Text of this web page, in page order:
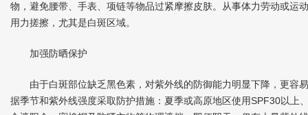
物，避免腰带、手表、项链等物品过紧摩擦皮肤。从事体力劳动或运
用力搓擦，尤其是白斑区域。
加强防晒保护
由于白斑部位缺乏黑色素，对紫外线的防御能力明显下降，更容
据季节和紫外线强度采取防护措施：夏季或高原地区使用SPF30以上